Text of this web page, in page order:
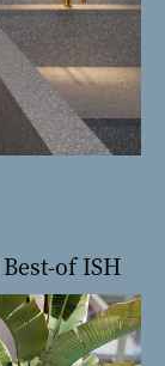
Best-of ISH